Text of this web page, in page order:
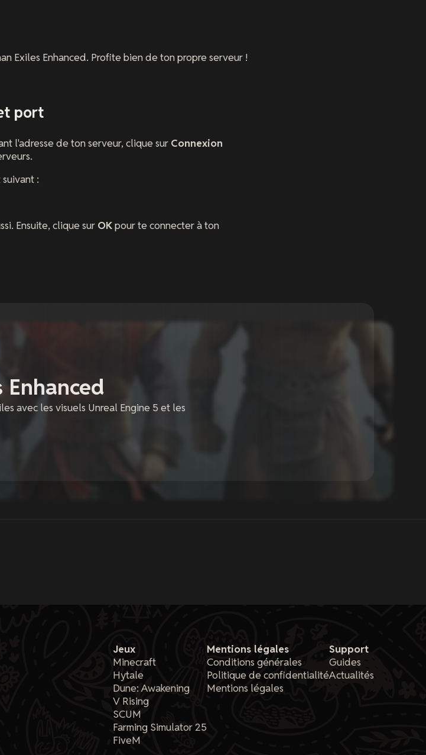
Exiles Enhanced. Profite bien de ton propre serveur !
port
l'adresse de ton serveur, clique sur Connexion
:
Ensuite, clique sur OKpour te connecter à ton
Enhanced
avec les visuels Unreal Engine 5 et les
Jeux
Minecraft
Hytale
Dune: Awakening
V Rising
SCUM
Farming Simulator 25
FiveM
Mentions légales
Conditions générales
Politique de confidentialité
Mentions légales
Support
Guides
Actualités